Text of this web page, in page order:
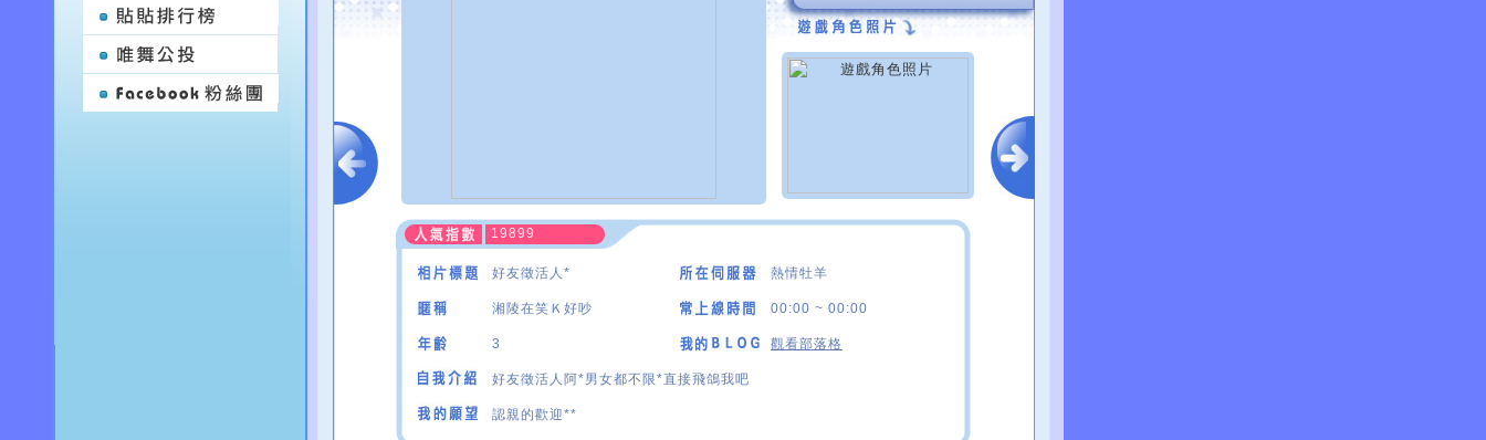
19899
好友徵活人* 熱情牡羊
湘陵在笑Ｋ好吵 00:00 ~ 00:00
3 觀看部落格
好友徵活人阿*男女都不限*直接飛鴿我吧
認親的歡迎**